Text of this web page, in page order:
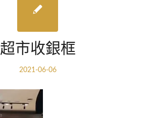
超市收銀框
2021-06-06